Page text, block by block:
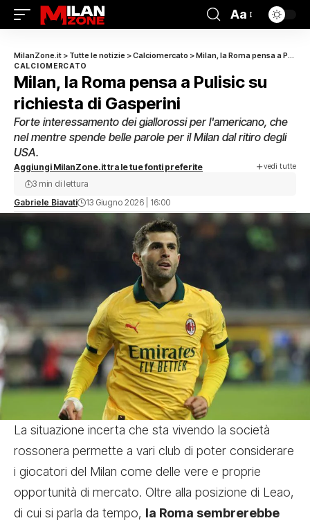
Aa
MilanZone.it > Tutte le notizie >Calciomercato >Milan, la Roma pensa a Pulisic su richiesta di Gasperini
CALCIOMERCATO
Milan, la Roma pensa a Pulisic su
richiesta di Gasperini
Forte interessamento dei giallorossi per l'americano, che
nel mentre spende belle parole per il Milan dal ritiro degli
USA.
Aggiungi MilanZone.it tra le tue fonti preferite vedi tutte
Gabriele Biavati 13 Giugno 2026 | 16:00
3 min di lettura
La situazione incerta che sta vivendo la società
rossonera permette a vari club di poter considerare
i giocatori del Milan come delle vere e proprie
opportunità di mercato. Oltre alla posizione di Leao,
di cui si parla da tempo, la Roma sembrerebbe